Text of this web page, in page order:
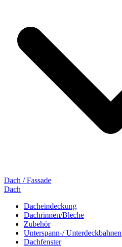
Dach / Fassade
Dach
Dacheindeckung
Dachrinnen/Bleche
Zubehör
Unterspann-/ Unterdeckbahnen
Dachfenster